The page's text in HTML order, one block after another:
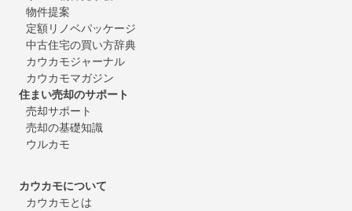
物件提案
定額リノベパッケージ
中古住宅の買い方辞典
カウカモジャーナル
カウカモマガジン
住まい売却のサポート
売却サポート
売却の基礎知識
ウルカモ
カウカモについて
カウカモとは